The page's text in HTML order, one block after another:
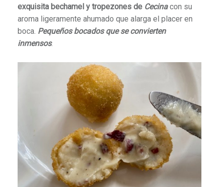
exquisita bechamel y tropezones de Cecinacon su
aroma ligeramente ahumado que alarga el placer en
boca. Pequeños bocados que se convierten
inmensos.